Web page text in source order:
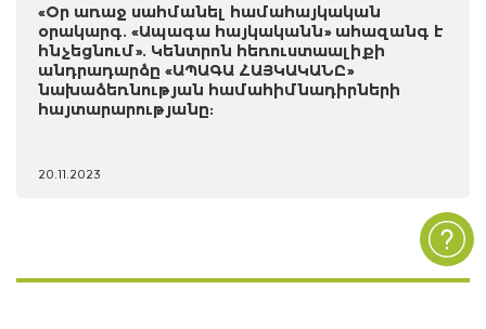
«Օր առաջ սահմանել համահայկական
օրակարգ. «Ապագա հայկականն» ահազանգ է
հնչեցնում». Կենտրոն հեռուստաալիքի
անդրադարձը «ԱՊԱԳԱ ՀԱՅԿԱԿԱՆԸ»
նախաձեռնության համահիմնադիրների
հայտարարությանը:
20.11.2023